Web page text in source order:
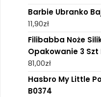
Barbie Ubranko
11,90zł
Filibabba Noże
Opakowanie 3 Szt
81,00zł
Hasbro My Little
B0374